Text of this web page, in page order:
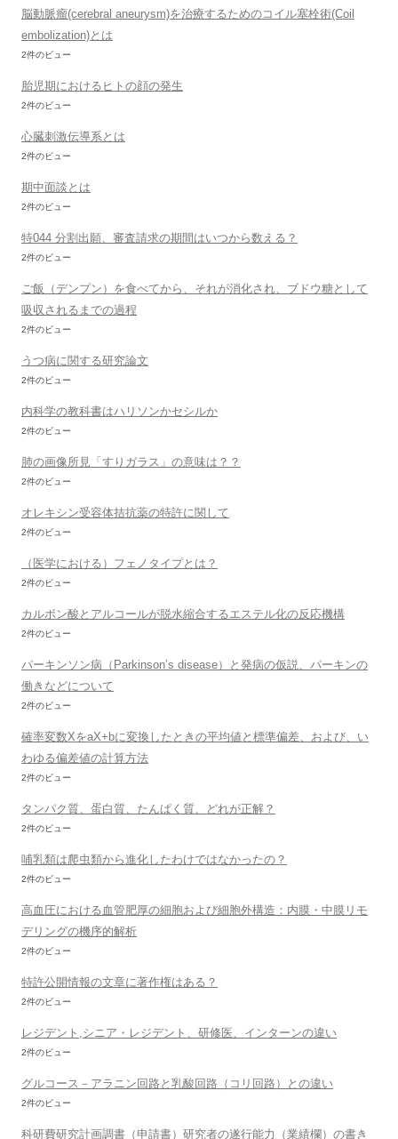
脳動脈瘤(cerebral aneurysm)を治療するためのコイル塞栓術(Coil
embolization)とは
2件のビュー
胎児期におけるヒトの顔の発生
2件のビュー
心臓刺激伝導系とは
2件のビュー
期中面談とは
2件のビュー
特044 分割出願、審査請求の期間はいつから数える？
2件のビュー
ご飯（デンプン）を食べてから、それが消化され、ブドウ糖として
吸収されるまでの過程
2件のビュー
うつ病に関する研究論文
2件のビュー
内科学の教科書はハリソンかセシルか
2件のビュー
肺の画像所見「すりガラス」の意味は？？
2件のビュー
オレキシン受容体拮抗薬の特許に関して
2件のビュー
（医学における）フェノタイプとは？
2件のビュー
カルボン酸とアルコールが脱水縮合するエステル化の反応機構
2件のビュー
パーキンソン病（Parkinson’s disease）と発病の仮説、パーキンの
働きなどについて
2件のビュー
確率変数XをaX+bに変換したときの平均値と標準偏差、および、い
わゆる偏差値の計算方法
2件のビュー
タンパク質、蛋白質、たんぱく質、どれが正解？
2件のビュー
哺乳類は爬虫類から進化したわけではなかったの？
2件のビュー
高血圧における血管肥厚の細胞および細胞外構造：内膜・中膜リモ
デリングの機序的解析
2件のビュー
特許公開情報の文章に著作権はある？
2件のビュー
レジデント,シニア・レジデント、研修医、インターンの違い
2件のビュー
グルコース－アラニン回路と乳酸回路（コリ回路）との違い
2件のビュー
科研費研究計画調書（申請書）研究者の遂行能力（業績欄）の書き